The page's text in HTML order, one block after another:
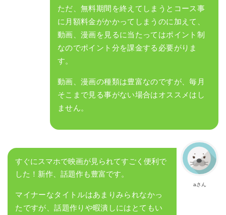
ただ、無料期間を終えてしまうとコース事
に月額料金がかかってしまうのに加えて、
動画、漫画を見るに当たってはポイント制
なのでポイント分を課金する必要がりま
す。
動画、漫画の種類は豊富なのですが、毎月
そこまで見る事がない場合はオススメはし
ません。
aさん
すぐにスマホで映画が見られてすごく便利で
した！新作、話題作も豊富です。
マイナーなタイトルはあまりみられなかっ
たですが、話題作りや暇潰しにはとてもい